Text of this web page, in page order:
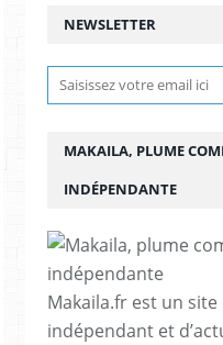
NEWSLETTER
MAKAILA, PLUME
INDÉPENDANTE
Makaila.fr est un
indépendant et